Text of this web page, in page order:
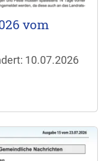
vom
10.07.2026